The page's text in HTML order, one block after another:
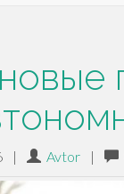
| Avtor |